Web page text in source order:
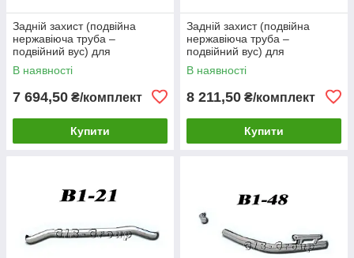
Задній захист (подвійна
нержавіюча труба –
подвійний вус) для
Volkswagen Sharan I (1999-
2009) d60х1,6мм
В наявності
7 694,50 ₴/комплект
Купити
Задній захист (подвійна
нержавіюча труба –
подвійний вус) для
Volkswagen Sharan I (1999-
2009) d60х1,6мм
В наявності
8 211,50 ₴/комплект
Купити